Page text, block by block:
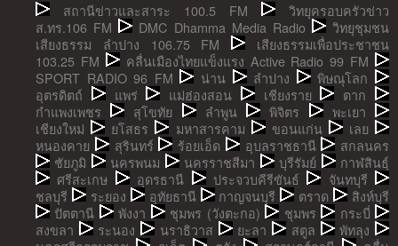
สถานีข่าวและสาระ 100.5 FM
วิทยุครอบครัวข่าว
ส.ทร.106 FM
DMC Dhamma Media Radio
วิทยุชุมชน
เสียงธรรม ลำปาง 106.75 FM
เสียงธรรมเพื่อประชาชน
103.25 FM
คลื่นเมืองไทยแข็งแรง Active Radio 99 FM
SPORT RADIO 96 FM
น่าน ลำปาง
พิษณุโลก
อุตรดิตถ์
แพร่ แม่ฮ่องสอน เชียงราย
ตาก
กำแพงเพชร
สุโขทัย ลำพูน พิจิตร
พะเยา
เชียงใหม่
ยโสธร มหาสารคาม ขอนแก่น
เลย
หนองคาย
สุรินทร์ ร้อยเอ็ด อุบลราชธานี
สกลนคร
ชัยภูมิ
นครพนม นครราชสีมา บุรีรัมย์
กาฬสินธุ์
ศรีสะเกษ
อุดรธานี ประจวบคีรีขันธ์
จันทบุรี
ชลบุรี
ระยอง อุทัยธานี กาญจนบุรี ตราด
สิงห์บุรี
ปัตตานี
พังงา ชุมพร (วังตะกอ) ชุมพร
กระบี่
สงขลา
ระนอง นราธิวาส ยะลา สตูล
พัทลุง